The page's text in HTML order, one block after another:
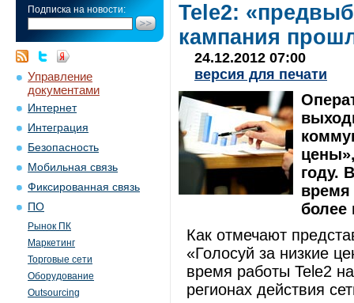
Подписка на новости:
Управление
документами
Интернет
Интеграция
Безопасность
Мобильная связь
Фиксированная связь
ПО
Рынок ПК
Маркетинг
Торговые сети
Оборудование
Outsourcing
Tele2:
кампания
24.12.2012 07:00
версия для печати
году.
время
более
Как отмечают
«Голосуй за низкие
время работы Tele2
регионах действия